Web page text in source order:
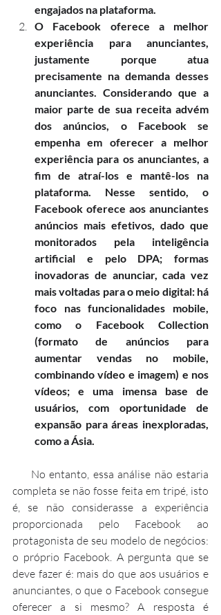
engajados na plataforma.
O Facebook oferece a melhor
experiência para anunciantes,
justamente porque atua
precisamente na demanda desses
anunciantes. Considerando que a
maior parte de sua receita advém
dos anúncios, o Facebook se
empenha em oferecer a melhor
experiência para os anunciantes, a
fim de atraí-los e mantê-los na
plataforma. Nesse sentido, o
Facebook oferece aos anunciantes
anúncios mais efetivos, dado que
monitorados pela inteligência
artificial e pelo DPA; formas
inovadoras de anunciar, cada vez
mais voltadas para o meio digital: há
foco nas funcionalidades mobile,
como o Facebook Collection
(formato de anúncios para
aumentar vendas no mobile,
combinando vídeo e imagem) e nos
vídeos; e uma imensa base de
usuários, com oportunidade de
expansão para áreas inexploradas,
como a Ásia.
completa se não fosse feita em tripé, isto
é, se não considerasse a experiência
proporcionada pelo Facebook ao
protagonista de seu modelo de negócios:
o próprio Facebook. A pergunta que se
deve fazer é: mais do que aos usuários e
anunciantes, o que o Facebook consegue
oferecer a si mesmo? A resposta é